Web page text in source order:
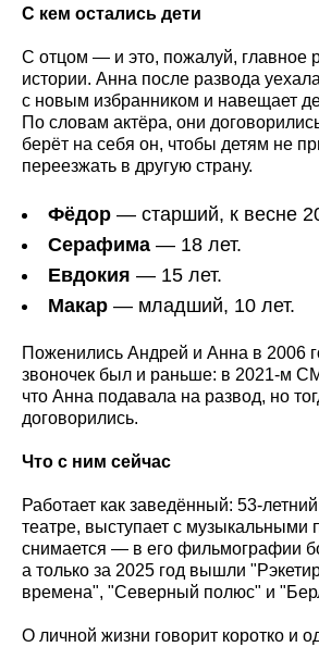
С кем остались дети
С отцом — и это, пожалуй, главное
истории. Анна после развода
с новым избранником и навещает
По словам актёра, они
берёт на себя он, чтобы детям не
переезжать в другую страну.
Фёдор — старший, к весне
Серафима — 18 лет.
Евдокия — 15 лет.
Макар — младший, 10 лет.
Поженились Андрей и Анна в 2006
звоночек был и раньше: в 2021-м
что Анна подавала на развод, но
договорились.
Что с ним сейчас
Работает как заведённый: 53-
театре, выступает с музыкальными
снимается — в его фильмографии
а только за 2025 год вышли
времена", "Северный полюс" и
О личной жизни говорит коротко и